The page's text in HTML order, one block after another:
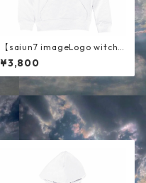
【saiun7 imageLogo witch
】キッズパーカー ホワイト
¥3,800